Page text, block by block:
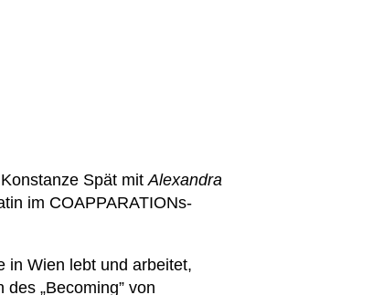
Spät mitAlexandra
im COAPPARATIONs-
in Wien lebt und arbeitet,
„Becoming” von